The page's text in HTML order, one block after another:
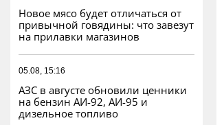
Новое мясо будет отличаться от
привычной говядины: что завезут
на прилавки магазинов
05.08, 15:16
АЗС в августе обновили ценники
на бензин АИ-92, АИ-95 и
дизельное топливо